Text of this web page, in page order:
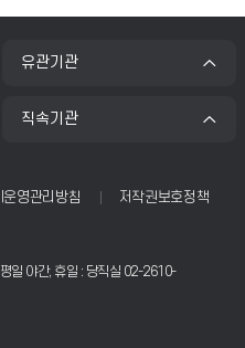
유관기관
직속기관
영관리방침 저작권보호정책
일 야간, 휴일 : 당직실 02-2610-